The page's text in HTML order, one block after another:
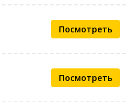
Посмотреть
Посмотреть